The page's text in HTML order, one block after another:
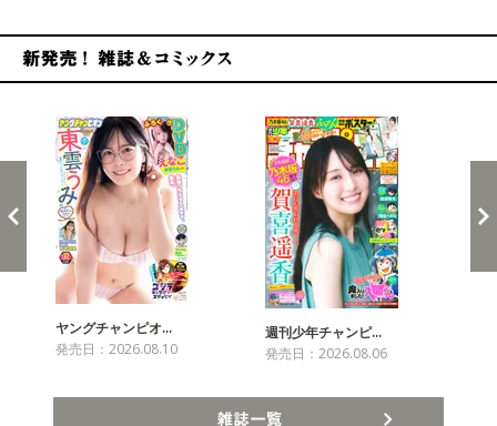
ヤングチャンピオ…
発売日：2026.08.10
週刊少年チャンピ…
発売日：2026.08.06